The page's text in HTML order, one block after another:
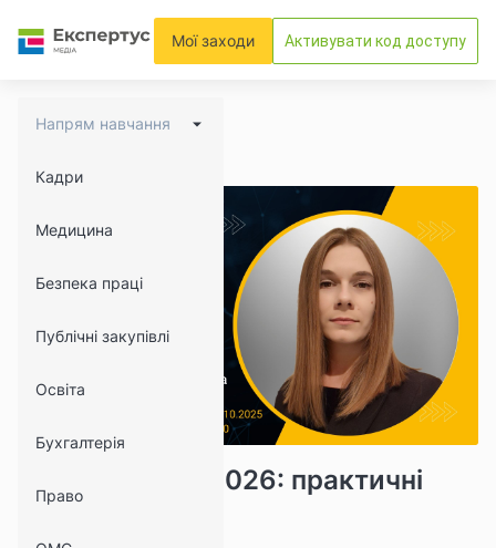
Мої заходи Активувати код доступу
Напрям навчання
Кадри
Медицина
Безпека праці
Публічні закупівлі
Освіта
Бухгалтерія
Право
Медогляди — 2026: практичні
13083 1242